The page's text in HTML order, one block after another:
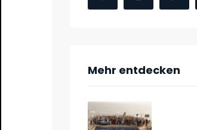
Mehr entdecken